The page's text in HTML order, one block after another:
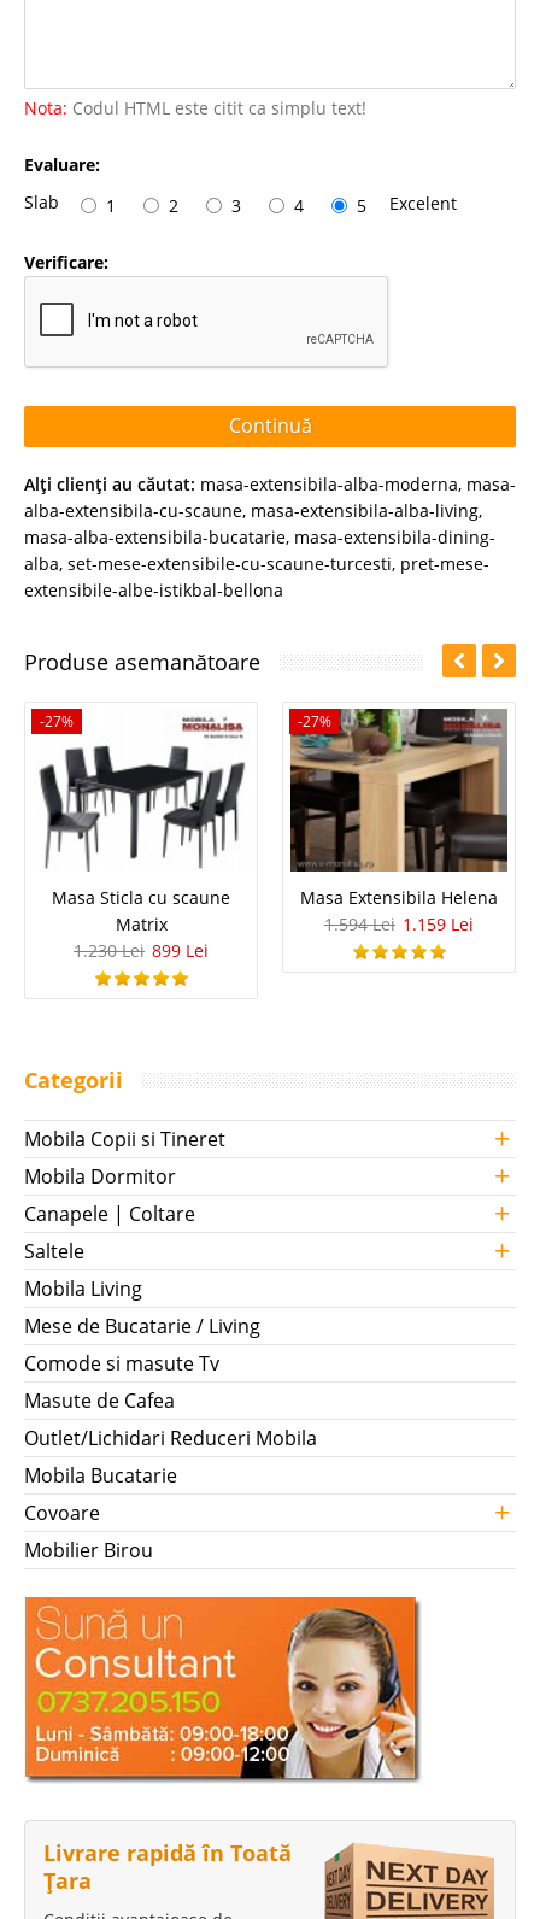
Nota: Codul HTML este citit ca simplu text!
Evaluare:
Slab
1 2 3 4 5 Excelent
Verificare:
Continuă
Alţi clienţi au căutat: masa-extensibila-alba-moderna, masa-
alba-extensibila-cu-scaune, masa-extensibila-alba-living,
masa-alba-extensibila-bucatarie, masa-extensibila-dining-
alba, set-mese-extensibile-cu-scaune-turcesti, pret-mese-
extensibile-albe-istikbal-bellona
Produse asemanătoare
-27%
Masa Sticla cu scaune
Matrix
1.230 Lei 899 Lei
-27%
Masa Extensibila Helena
1.594 Lei 1.159 Lei
Categorii
Mobila Copii si Tineret +
Mobila Dormitor +
Canapele | Coltare +
Saltele +
Mobila Living
Mese de Bucatarie / Living
Comode si masute Tv
Masute de Cafea
Outlet/Lichidari Reduceri Mobila
Mobila Bucatarie
Covoare
+
Mobilier Birou
Livrare rapidă în Toată
Țara